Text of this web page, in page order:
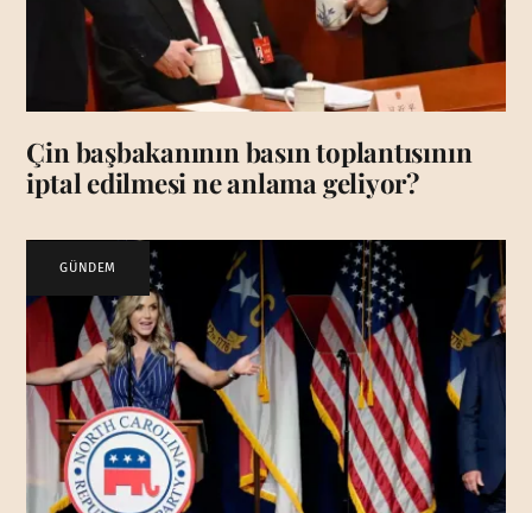
Çin başbakanının basın toplantısının
iptal edilmesi ne anlama geliyor?
GÜNDEM